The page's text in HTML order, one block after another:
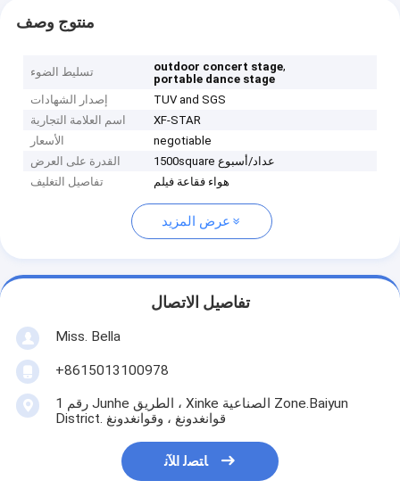
منتوج وصف
تسليط الضوء outdoor concert stage,
portable dance stage
إصدار الشهادات
TUV and SGS
اسم العلامة التجارية
XF-STAR
الأسعار
negotiable
القدرة على العرض
1500square عداد/أسبوع
تفاصيل التغليف
هواء فقاعة فيلم
عرض المزيد
تفاصيل الاتصال
Miss. Bella
+8615013100978
رقم 1 Junhe الطريق ، Xinke الصناعية Zone.Baiyun
District. قوانغدونغ ، وقوانغدونغ
ﺎﺘﺼﻟ ﺍﻶﻧ